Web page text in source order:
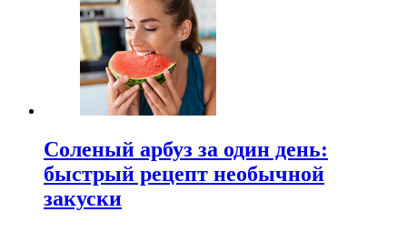
Соленый арбуз за один день:
быстрый рецепт необычной
закуски